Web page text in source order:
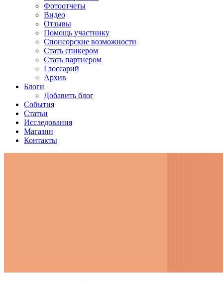
Фотоотчеты
Видео
Отзывы
Помощь участнику
Спонсорские возможности
Стать спикером
Стать партнером
Глоссарий
Архив
Блоги
Добавить блог
События
Статьи
Исследования
Магазин
Контакты